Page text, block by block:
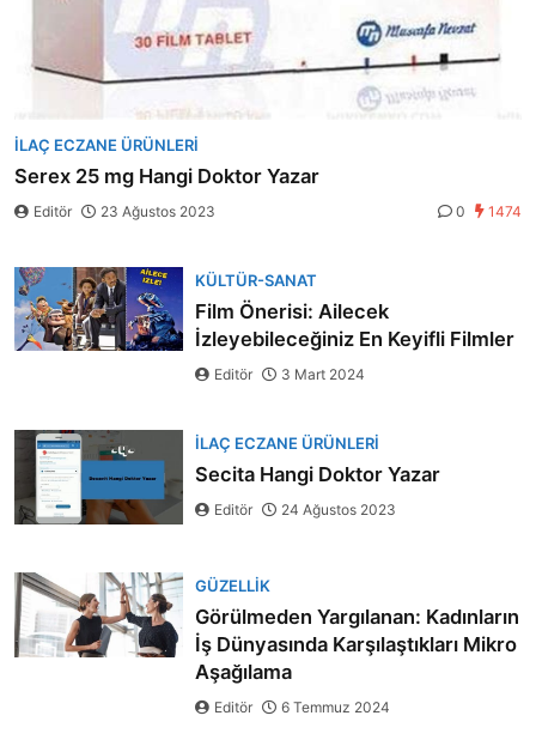
İLAÇ ECZANE ÜRÜNLERI
Serex 25 mg Hangi Doktor Yazar
Editör 23 Ağustos 2023 0 1474
KÜLTÜR-SANAT
Film Önerisi: Ailecek
İzleyebileceğiniz En Keyifli Filmler
Editör 3 Mart 2024
İLAÇ ECZANE ÜRÜNLERI
Secita Hangi Doktor Yazar
Editör 24 Ağustos 2023
GÜZELLIK
Görülmeden Yargılanan: Kadınların
İş Dünyasında Karşılaştıkları Mikro
Aşağılama
Editör 6 Temmuz 2024